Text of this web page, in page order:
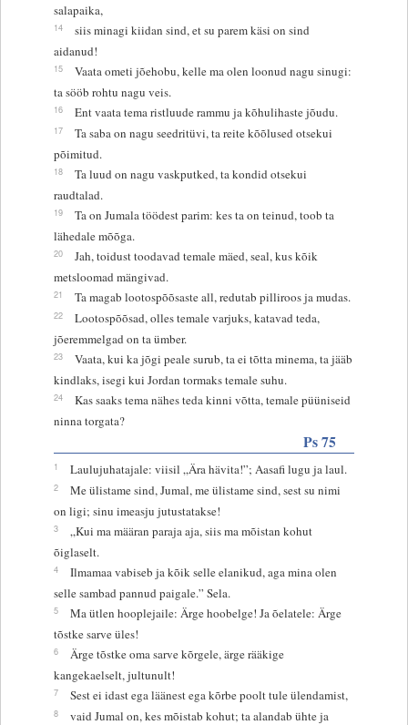
salapaika,
14
siis minagi kiidan sind, et su parem käsi on sind
aidanud!
15
Vaata ometi jõehobu, kelle ma olen loonud nagu sinugi:
ta sööb rohtu nagu veis.
16 Ent vaata tema ristluude rammu ja kõhulihaste jõudu.
17
Ta saba on nagu seedritüvi, ta reite kõõlused otsekui
põimitud.
18
Ta luud on nagu vaskputked, ta kondid otsekui
raudtalad.
19
Ta on Jumala töödest parim: kes ta on teinud, toob ta
lähedale mõõga.
20
Jah, toidust toodavad temale mäed, seal, kus kõik
metsloomad mängivad.
21 Ta magab lootospõõsaste all, redutab pilliroos ja mudas.
22
Lootospõõsad, olles temale varjuks, katavad teda,
jõeremmelgad on ta ümber.
23
Vaata, kui ka jõgi peale surub, ta ei tõtta minema, ta jääb
kindlaks, isegi kui Jordan tormaks temale suhu.
24
Kas saaks tema nähes teda kinni võtta, temale püüniseid
ninna torgata?
Ps 75
1 Laulujuhatajale: viisil „Ära hävita!”; Aasafi lugu ja laul.
2
Me ülistame sind, Jumal, me ülistame sind, sest su nimi
on ligi; sinu imeasju jutustatakse!
3
„Kui ma määran paraja aja, siis ma mõistan kohut
õiglaselt.
4
Ilmamaa vabiseb ja kõik selle elanikud, aga mina olen
selle sambad pannud paigale.” Sela.
5
Ma ütlen hooplejaile: Ärge hoobelge! Ja õelatele: Ärge
tõstke sarve üles!
6
Ärge tõstke oma sarve kõrgele, ärge rääkige
kangekaelselt, jultunult!
7 Sest ei idast ega läänest ega kõrbe poolt tule ülendamist,
8
vaid Jumal on, kes mõistab kohut; ta alandab ühte ja